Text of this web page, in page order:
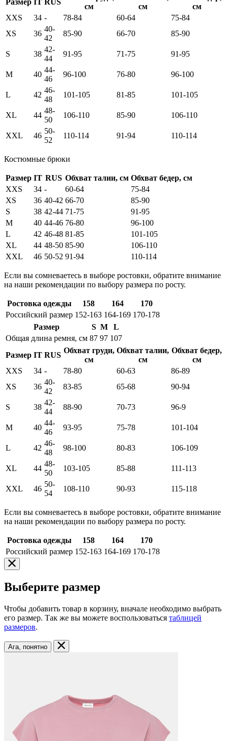
см
см
см
XXS
34 - 78-84 60-64
75-84
XS
36
40-
42
85-90 66-70 85-90
S 38
42-
44
91-95 71-75 91-95
M 40
44-
46
96-100 76-80 96-100
L 42
46-
48
101-105 81-85 101-105
XL 44
48-
50
106-110 85-90 106-110
XXL 46
50-
52
110-114 91-94 110-114
Костюмные брюки
Размер IT RUS Обхват талии, см Обхват бедер, см
XXS
34 - 60-64
75-84
XS
36 40-42 66-70
85-90
S
38 42-44 71-75
91-95
M
40 44-46 76-80
96-100
L
42 46-48 81-85
101-105
XL
44 48-50 85-90
106-110
XXL
46 50-52 91-94 110-114
Если вы сомневаетесь в выборе ростовки, обратите внимание
на наши рекомендации по выбору размера по росту.
Ростовка одежды 158 164
170
Российский размер 152-163 164-169 170-178
Размер
S M
L
Общая длина ремня, см 87 97 107
Размер IT RUS
Обхват груди,
см
Обхват талии,
см
Обхват бедер,
см
XXS
34 - 78-80 60-63
86-89
XS
36
40-
42
83-85 65-68 90-94
S 38
42-
44
88-90 70-73 96-9
M 40
44-
46
93-95 75-78 101-104
L 42
46-
48
98-100 80-83 106-109
XL 44
48-
50
103-105 85-88 111-113
XXL 46
50-
54
108-110 90-93 115-118
Если вы сомневаетесь в выборе ростовки, обратите внимание
на наши рекомендации по выбору размера по росту.
Ростовка одежды 158 164
170
Российский размер 152-163 164-169 170-178
Выберите размер
Чтобы добавить товар в корзину, вначале необходимо выбрать
его размер. Так же вы можете воспользоваться таблицей
размеров.
Ага, понятно